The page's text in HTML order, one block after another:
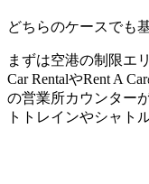
どちらのケースでも
まずは空港の制限エ
Car RentalやRent A
の営業所カウンター
トトレインやシャト